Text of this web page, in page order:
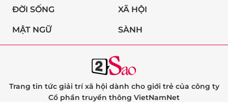
ĐỜI SỐNG XÃ HỘI
MẬT NGỮ SÀNH
Trang tin tức giải trí xã hội dành cho giới trẻ của công ty
Cổ phần truyền thông VietNamNet